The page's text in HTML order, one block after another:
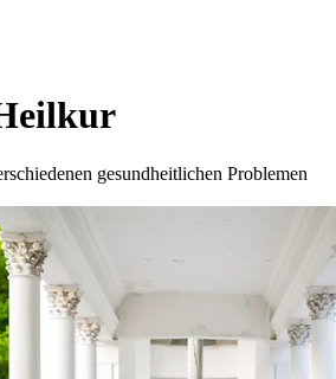
gesundheitlichen Problemen